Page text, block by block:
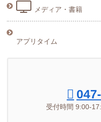
メディア・書籍
アプリタイム
受付時間 9:00-